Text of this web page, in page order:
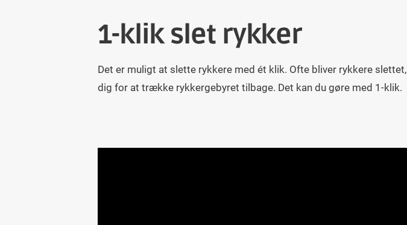
1-klik slet rykker
Det er muligt at slette rykkere med ét klik. Ofte bliver rykkere
dig for at trække rykkergebyret tilbage. Det kan du gøre med 1-klik.